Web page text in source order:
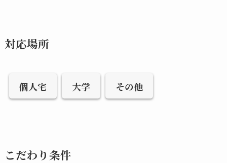
対応場所
個人宅 大学 その他
こだわり条件